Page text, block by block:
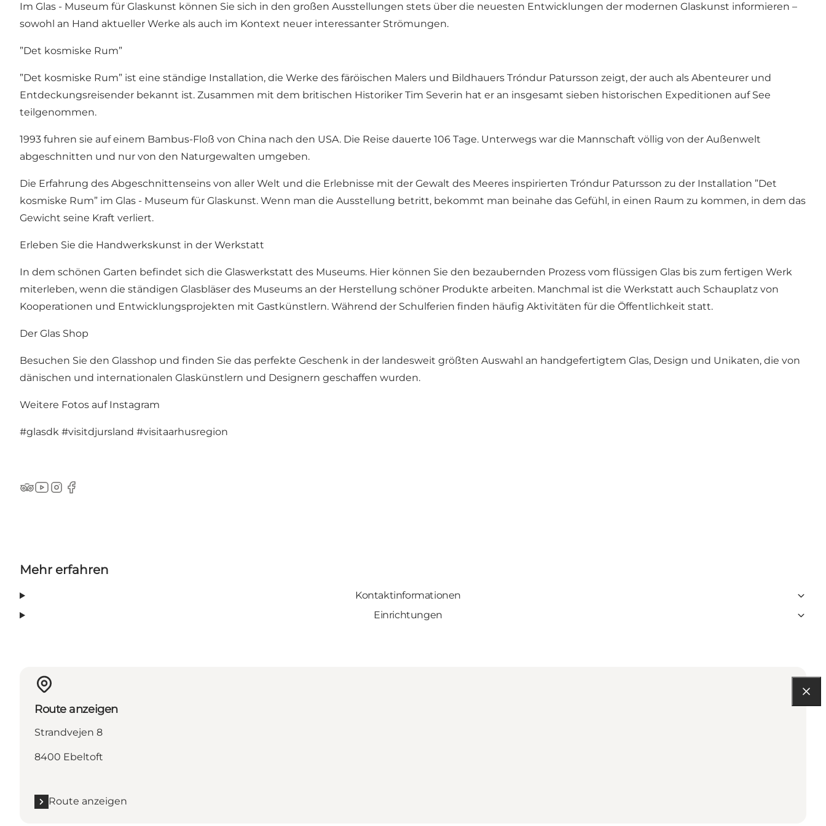
Im Glas - Museum für Glaskunst können Sie sich in den großen Ausstellungen stets über die neuesten Entwicklungen der modernen Glaskunst informieren –
sowohl an Hand aktueller Werke als auch im Kontext neuer interessanter Strömungen.
”Det kosmiske Rum”
”Det kosmiske Rum” ist eine ständige Installation, die Werke des färöischen Malers und Bildhauers Tróndur Patursson zeigt, der auch als Abenteurer und
Entdeckungsreisender bekannt ist. Zusammen mit dem britischen Historiker Tim Severin hat er an insgesamt sieben historischen Expeditionen auf See
teilgenommen.
1993 fuhren sie auf einem Bambus-Floß von China nach den USA. Die Reise dauerte 106 Tage. Unterwegs war die Mannschaft völlig von der Außenwelt
abgeschnitten und nur von den Naturgewalten umgeben.
Die Erfahrung des Abgeschnittenseins von aller Welt und die Erlebnisse mit der Gewalt des Meeres inspirierten Tróndur Patursson zu der Installation ”Det
kosmiske Rum” im Glas - Museum für Glaskunst. Wenn man die Ausstellung betritt, bekommt man beinahe das Gefühl, in einen Raum zu kommen, in dem das
Gewicht seine Kraft verliert.
Erleben Sie die Handwerkskunst in der Werkstatt
In dem schönen Garten befindet sich die Glaswerkstatt des Museums. Hier können Sie den bezaubernden Prozess vom flüssigen Glas bis zum fertigen Werk
miterleben, wenn die ständigen Glasbläser des Museums an der Herstellung schöner Produkte arbeiten. Manchmal ist die Werkstatt auch Schauplatz von
Kooperationen und Entwicklungsprojekten mit Gastkünstlern. Während der Schulferien finden häufig Aktivitäten für die Öffentlichkeit statt.
Der Glas Shop
Besuchen Sie den Glasshop und finden Sie das perfekte Geschenk in der landesweit größten Auswahl an handgefertigtem Glas, Design und Unikaten, die von
dänischen und internationalen Glaskünstlern und Designern geschaffen wurden.
Weitere Fotos auf Instagram
#glasdk #visitdjursland #visitaarhusregion
TripAdvisor
YouTube
Instagram
Facebook
Mehr erfahren
Kontaktinformationen
Einrichtungen
Route anzeigen
Strandvejen 8
8400 Ebeltoft
Route anzeigen